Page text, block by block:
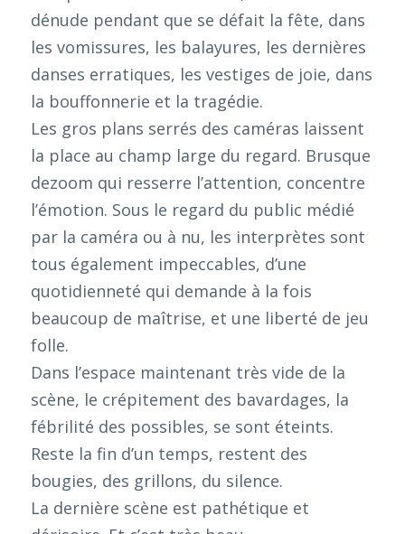
dénude pendant que se défait la fête, dans
les vomissures, les balayures, les dernières
danses erratiques, les vestiges de joie, dans
la bouffonnerie et la tragédie.
Les gros plans serrés des caméras laissent
la place au champ large du regard. Brusque
dezoom qui resserre l’attention, concentre
l’émotion. Sous le regard du public médié
par la caméra ou à nu, les interprètes sont
tous également impeccables, d’une
quotidienneté qui demande à la fois
beaucoup de maîtrise, et une liberté de jeu
folle.
Dans l’espace maintenant très vide de la
scène, le crépitement des bavardages, la
fébrilité des possibles, se sont éteints.
Reste la fin d’un temps, restent des
bougies, des grillons, du silence.
La dernière scène est pathétique et